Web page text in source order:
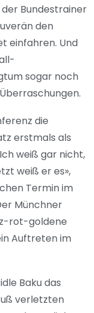
der Bundestrainer
den
einfahren. Und
sogar noch
die
erstmals als
weiß gar nicht,
weiß er es»,
Termin im
Münchner
rot-goldene
Auftreten im
Baku das
verletzten